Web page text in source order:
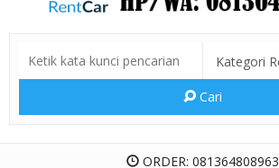
Cari
ORDER: 081364808963